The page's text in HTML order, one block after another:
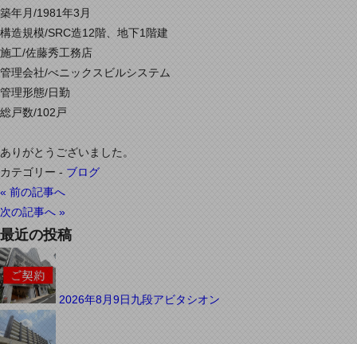
築年月/1981年3月
構造規模/SRC造12階、地下1階建
施工/佐藤秀工務店
管理会社/べニックスビルシステム
管理形態/日勤
総戸数/102戸
ありがとうございました。
カテゴリー - ブログ
« 前の記事へ
次の記事へ »
最近の投稿
2026年8月9日九段アビタシオン